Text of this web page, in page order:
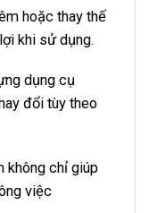
hoặc thay thế
khi sử dụng.
dụng cụ
đổi tùy theo
không chỉ giúp
việc